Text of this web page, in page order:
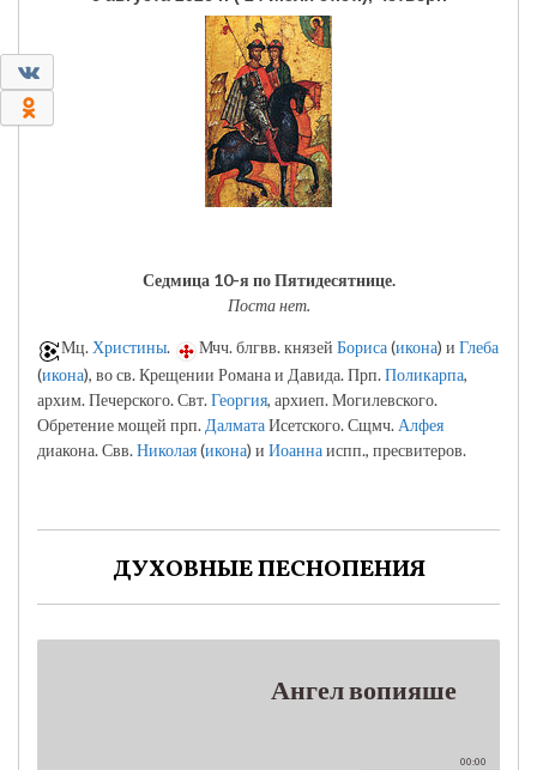
Седмица 10-я по Пятидесятнице.
Поста нет.
Мц. Христины. Мчч. блгвв. князей Бориса(икона) и Глеба
(икона), во св. Крещении Романа и Давида. Прп.Поликарпа,
архим. Печерского. Свт.Георгия, архиеп. Могилевского.
Обретение мощей прп.ДалматаИсетского. Сщмч.Алфея
диакона. Свв.Николая(икона) и Иоаннаиспп., пресвитеров.
ДУХОВНЫЕ ПЕСНОПЕНИЯ
Ангел вопияше
00:00